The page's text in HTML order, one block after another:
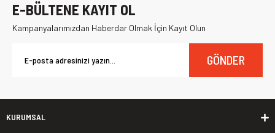
E-BÜLTENE KAYIT OL
Kampanyalarımızdan Haberdar Olmak İçin Kayıt Olun
GÖNDER
KURUMSAL